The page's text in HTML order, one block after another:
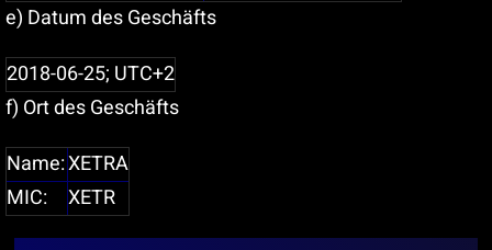
e) Datum des Geschäfts
2018-06-25; UTC+2
f) Ort des Geschäfts
Name:XETRA
MIC:
XETR